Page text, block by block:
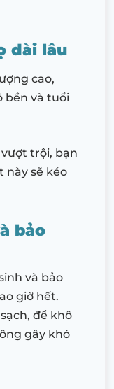
dài lâu
cao,
bền và tuổi
trội, bạn
này sẽ kéo
bảo
và bảo
giờ hết.
để khô
gây khó